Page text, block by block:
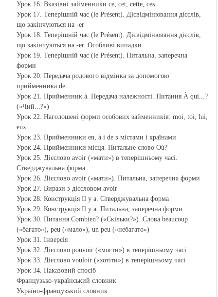
Урок 16. Вказівні займенники ce, cet, cette, ces
Урок 17. Теперішній час (le Présent). Дієвідмінювання дієслів,
що закінчуються на -er
Урок 18. Теперішній час (le Présent). Дієвідмінювання дієслів,
що закінчуються на -er. Особливі випадки
Урок 19. Теперішній час (le Présent). Питальна, заперечна
форми
Урок 20. Передача родового відмінка за допомогою
прийменника de
Урок 21. Прийменник à. Передача належності. Питання À qui...?
(«Чий...?»)
Урок 22. Наголошені форми особових займенників: moi, toi, lui,
eux
Урок 23. Прийменники en, à і de з містами і країнами
Урок 24. Прийменники місця. Питальне слово Où?
Урок 25. Дієслово avoir («мати») в теперішньому часі.
Стверджувальна форма
Урок 26. Дієслово avoir («мати»). Питальна, заперечна форми
Урок 27. Вирази з дієсловом avoir
Урок 28. Конструкція Il y a. Стверджувальна форма
Урок 29. Конструкція Il y a. Питальна, заперечна форми
Урок 30. Питання Combien? («Скільки?»). Слова beaucoup
(«багато»), peu («мало»), un peu («небагато»)
Урок 31. Інверсія
Урок 32. Дієслово pouvoir («могти») в теперішньому часі
Урок 33. Дієслово vouloir («хотіти») в теперішньому часі
Урок 34. Наказовий спосіб
Французько-український словник
Україно-французький словник